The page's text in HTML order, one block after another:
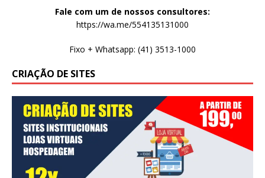
Fale com um de nossos consultores:
https://wa.me/554135131000
Fixo + Whatsapp: (41) 3513-1000
CRIAÇÃO DE SITES